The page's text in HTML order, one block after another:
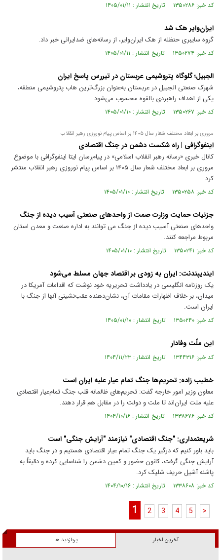
کد خبر: ۱۳۵۰۲۸۶ تاریخ انتشار : ۱۴۰۵/۰۱/۱۱
ایران‌وایر هک شد
گروه سایبری حنظله از هک ایران‌وایر، از رسانه‌های ضدایرانی خبر داد.
کد خبر: ۱۳۵۰۲۷۴ تاریخ انتشار : ۱۴۰۵/۰۱/۱۱
الجبیل؛ گلوگاه پتروشیمی عربستان در تیررس پاسخ ایران
شهرک صنعتی الجبیل در عربستان به‌عنوان بزرگ‌ترین هاب پتروشیمی منطقه،
یکی از اهداف راهبردی بالقوه محسوب می‌شود.
کد خبر: ۱۳۵۰۲۶۷ تاریخ انتشار : ۱۴۰۵/۰۱/۱۰
مروری بر ابعاد مختلف شعار سال ۱۴۰۵ بر اساس پیام نوروزی رهبر انقلاب
اینفوگرافی | راه شکست دشمن در جنگ اقتصادی
کانال خبری «رسانه رهبر انقلاب اسلامی» در پیام‌رسان ایتا اینفوگرافی با موضوع
مروری بر ابعاد مختلف شعار سال ۱۴۰۵ بر اساس پیام نوروزی رهبر انقلاب منتشر
کرد.
کد خبر: ۱۳۵۰۲۵۸ تاریخ انتشار : ۱۴۰۵/۰۱/۱۰
جزئیات حمایت وزارت صمت از واحدهای صنعتی آسیب دیده از جنگ
واحدهای صنعتی آسیب دیده از جنگ می توانند به اداره صنعت و معدن استان
مربوط مراجعه کنند.
کد خبر: ۱۳۵۰۲۴۱ تاریخ انتشار : ۱۴۰۵/۰۱/۱۰
ایندیپندنت: ایران به زودی بر اقتصاد جهان مسلط می‌شود
یک روزنامه انگلیسی در یادداشت تحریریه خود نوشت که اقدامات آمریکا در
میدان، بر خلاف اظهارات مقامات آن، نشان‌دهنده عقب‌نشینی آنها از جنگ با
ایران است.
کد خبر: ۱۳۵۰۲۴۰ تاریخ انتشار : ۱۴۰۵/۰۱/۱۰
این ملّت وفادار
کد خبر: ۱۳۴۴۳۱۶ تاریخ انتشار : ۱۴۰۴/۱۱/۲۳
خطیب زاده: تحریم‌ها جنگ تمام عیار علیه ایران است
معاون وزیر امور خارجه گفت: تحریم‌های ظالمانه قلب جنگ تمام‌عیار اقتصادی
علیه ملت ایران‌اند تا ملت و دولت را در مقابل هم قرار دهند.
کد خبر: ۱۳۳۸۶۷۶ تاریخ انتشار : ۱۴۰۴/۱۰/۱۶
شریعتمداری: "جنگ اقتصادی" نیازمند "آرایش جنگی" است
باید باور کنیم که درگیر یک جنگ تمام عیار اقتصادی هستیم و در جنگ باید
آرایش جنگی گرفت، کانون حضور و کمین دشمن را شناسایی کرده و دقیقاً به
پاشنه آشیل حریف شلیک کرد.
کد خبر: ۱۳۳۸۶۰۸ تاریخ انتشار : ۱۴۰۴/۱۰/۱۶
1 2 3 4 5 >
آخرین اخبار پربازدید ها